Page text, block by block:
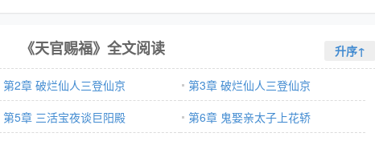
《天官赐福》全文阅读 升序↑
第2章 破烂仙人三登仙京
第3章 破烂仙人三登仙京
第5章 三活宝夜谈巨阳殿
第6章 鬼娶亲太子上花轿